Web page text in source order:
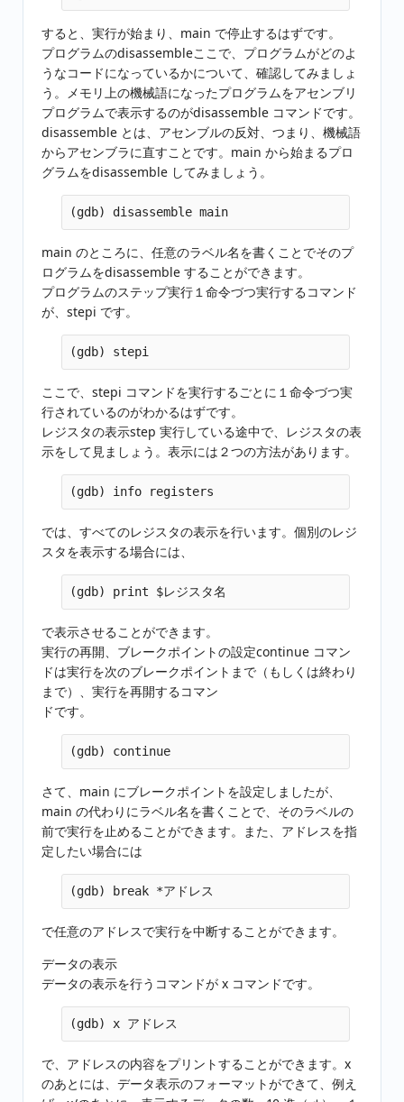
すると、実行が始まり、main で停止するはずです。
プログラムのdisassembleここで、プログラムがどのよ
うなコードになっているかについて、確認してみましょ
う。メモリ上の機械語になったプログラムをアセンブリ
プログラムで表示するのがdisassemble コマンドです。
disassemble とは、アセンブルの反対、つまり、機械語
からアセンブラに直すことです。main から始まるプロ
グラムをdisassemble してみましょう。
main のところに、任意のラベル名を書くことでそのプ
ログラムをdisassemble することができます。
プログラムのステップ実行１命令づつ実行するコマンド
が、stepi です。
ここで、stepi コマンドを実行するごとに１命令づつ実
行されているのがわかるはずです。
レジスタの表示step 実行している途中で、レジスタの表
示をして見ましょう。表示には２つの方法があります。
では、すべてのレジスタの表示を行います。個別のレジ
スタを表示する場合には、
で表示させることができます。
実行の再開、ブレークポイントの設定continue コマン
ドは実行を次のブレークポイントまで（もしくは終わり
まで）、実行を再開するコマン
ドです。
さて、main にブレークポイントを設定しましたが、
main の代わりにラベル名を書くことで、そのラベルの
前で実行を止めることができます。また、アドレスを指
定したい場合には
で任意のアドレスで実行を中断することができます。
データの表示
データの表示を行うコマンドが x コマンドです。
で、アドレスの内容をプリントすることができます。x
のあとには、データ表示のフォーマットができて、例え